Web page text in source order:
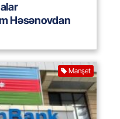
Həsənovdan
Manşet